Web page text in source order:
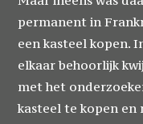
permanent in
een kasteel kopen.
elkaar behoorlijk
met het
kasteel te kopen en